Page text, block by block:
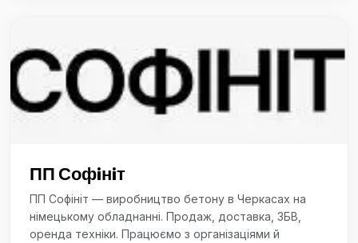
ПП Софiнiт
ПП Софінiт — виробництво бетону в Черкасах на
німецькому обладнанні. Продаж, доставка, ЗБВ,
оренда техніки. Працюємо з організаціями й